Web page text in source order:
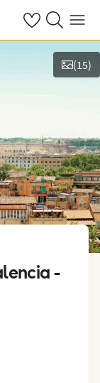
Se dinaSök på ving.se
Meny
(15)
-